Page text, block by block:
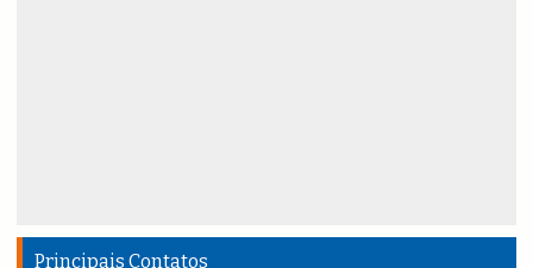
Principais Contatos